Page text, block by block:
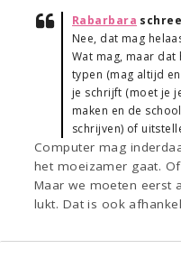
Rabarbara
Nee, dat mag
Wat mag, maar dat
typen (mag altijd
je schrijft (moet je
maken en de
schrijven) of
Computer mag
het moeizamer gaat.
Maar we moeten eerst
lukt. Dat is ook